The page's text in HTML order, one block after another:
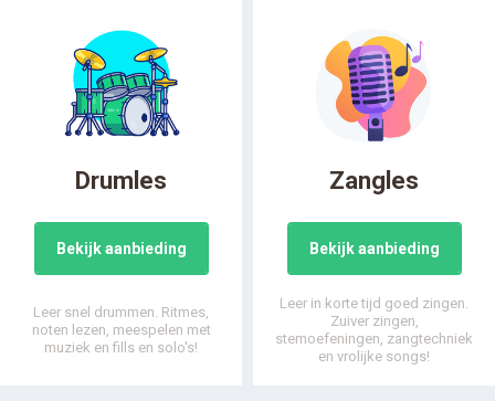
Drumles
Bekijk aanbieding
Leer snel drummen. Ritmes,
noten lezen, meespelen met
muziek en fills en solo's!
Zangles
Bekijk aanbieding
Leer in korte tijd goed zingen.
Zuiver zingen,
stemoefeningen, zangtechniek
en vrolijke songs!